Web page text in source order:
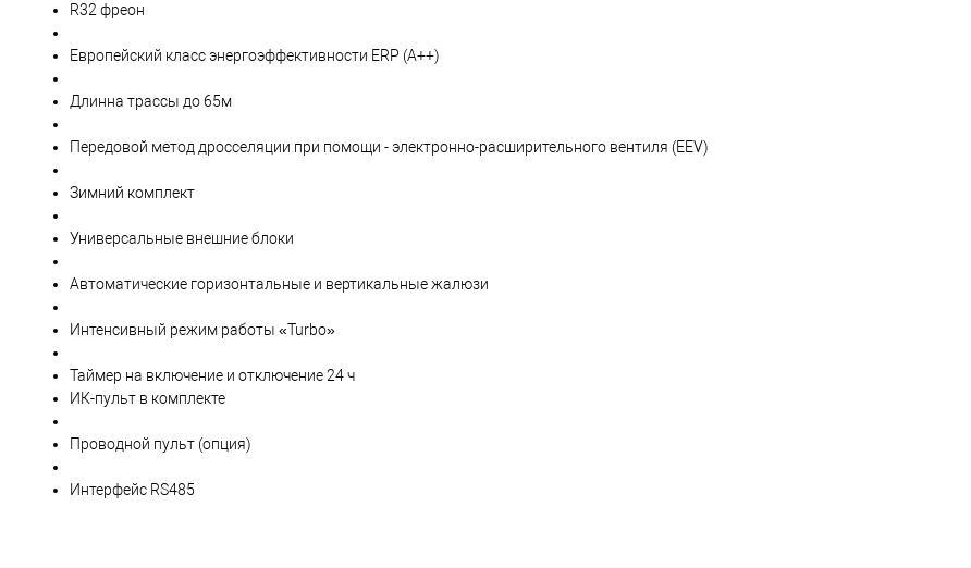
R32 фреон
Европейский класс энергоэффективности ERP (A++)
Длинна трассы до 65м
Передовой метод дросселяции при помощи - электронно-расширительного вентиля (EEV)
Зимний комплект
Универсальные внешние блоки
Автоматические горизонтальные и вертикальные жалюзи
Интенсивный режим работы «Turbo»
Таймер на включение и отключение 24 ч
ИК-пульт в комплекте
Проводной пульт (опция)
Интерфейс RS485